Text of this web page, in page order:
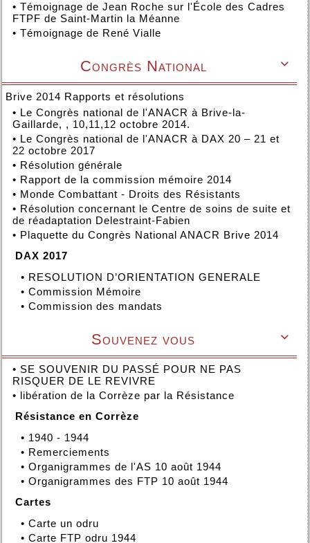
• Témoignage de Jean Roche sur l'École des Cadres
FTPF de Saint-Martin la Méanne
• Témoignage de René Vialle

Congrès National
Brive 2014 Rapports et résolutions
• Le Congrès national de l'ANACR à Brive-la-
Gaillarde, , 10,11,12 octobre 2014.
• Le Congrès national de l'ANACR à DAX 20 – 21 et
22 octobre 2017
• Résolution générale
• Rapport de la commission mémoire 2014
• Monde Combattant - Droits des Résistants
• Résolution concernant le Centre de soins de suite et
de réadaptation Delestraint-Fabien
• Plaquette du Congrès National ANACR Brive 2014
DAX 2017
• RESOLUTION D’ORIENTATION GENERALE
• Commission Mémoire
• Commission des mandats

Souvenez vous
• SE SOUVENIR DU PASSÉ POUR NE PAS
RISQUER DE LE REVIVRE
• libération de la Corrèze par la Résistance
Résistance en Corrèze
• 1940 - 1944
• Remerciements
• Organigrammes de l'AS 10 août 1944
• Organigrammes des FTP 10 août 1944
Cartes
• Carte un odru
• Carte FTP odru 1944